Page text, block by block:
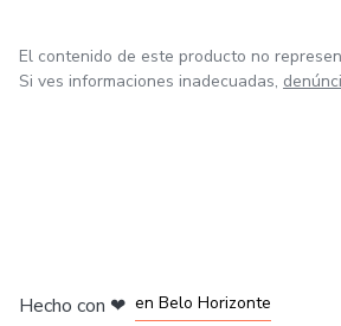
funcionales y duraderos en la vida de
El contenido de este producto no
Si ves informaciones inadecuadas,
Hecho con ❤ en Belo Horizonte